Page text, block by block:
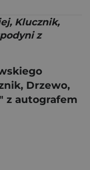
Klucznik,
z
Drzewo,
z autografem